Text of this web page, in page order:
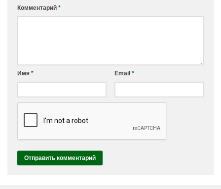
Комментарий *
Имя * Email *